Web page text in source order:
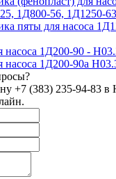
1Д800-56, 1Д1250-
пяты для насоса
насоса 1Д200-90 -
насоса 1Д200-90а
+7 (383) 235-94-83 в